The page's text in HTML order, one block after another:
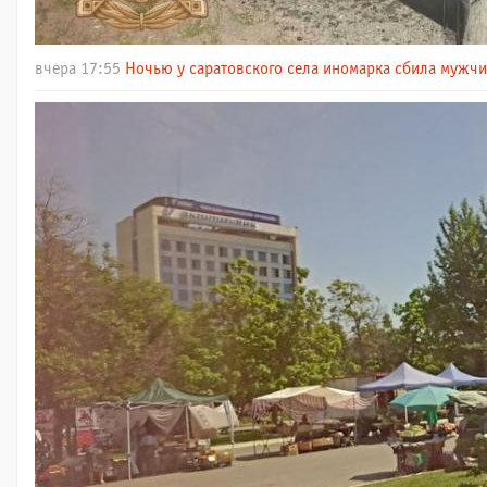
вчера 17:55 Ночью у саратовского села иномарка сбила